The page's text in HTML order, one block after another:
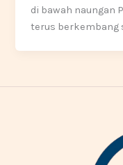
di bawah naungan
terus berkembang